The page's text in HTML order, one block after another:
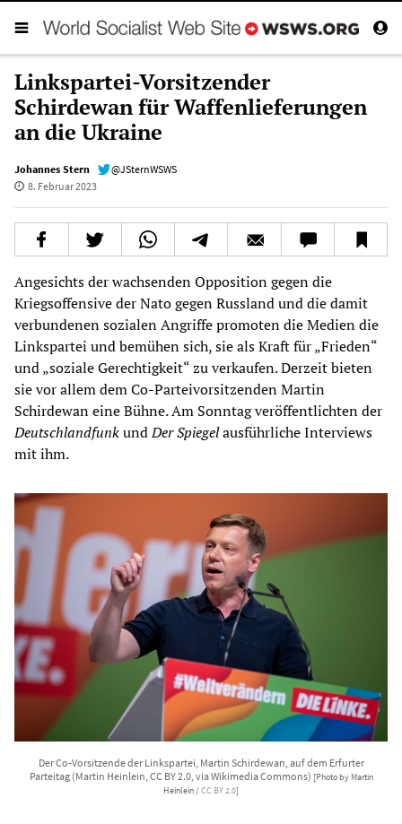
Linkspartei-Vorsitzender
Schirdewan für Waffenlieferungen
an die Ukraine
Johannes Stern
@JSternWSWS
8. Februar 2023
Angesichts der wachsenden Opposition gegen die
Kriegsoffensive der Nato gegen Russland und die damit
verbundenen sozialen Angriffe promoten die Medien die
Linkspartei und bemühen sich, sie als Kraft für „Frieden“
und „soziale Gerechtigkeit“ zu verkaufen. Derzeit bieten
sie vor allem dem Co-Parteivorsitzenden Martin
Schirdewan eine Bühne. Am Sonntag veröffentlichten der
DeutschlandfunkundDer Spiegelausführliche Interviews
mit ihm.
Der Co-Vorsitzende der Linkspartei, Martin Schirdewan, auf dem Erfurter
Parteitag (Martin Heinlein, CC BY 2.0, via Wikimedia Commons) [Photo by Martin
Heinlein /CC BY 2.0]